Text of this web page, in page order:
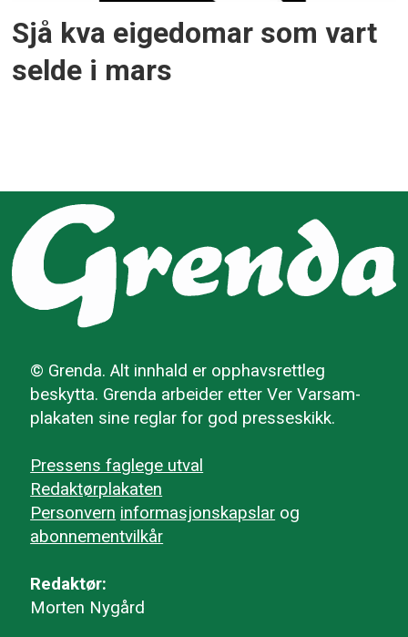
Sjå kva eigedomar som vart
selde i mars
© Grenda. Alt innhald er opphavsrettleg
beskytta. Grenda arbeider etter Ver Varsam-
plakaten sine reglar for god presseskikk.
Pressens faglege utval
Redaktørplakaten
Personvern informasjonskapslar og
abonnementvilkår
Redaktør:
Morten Nygård